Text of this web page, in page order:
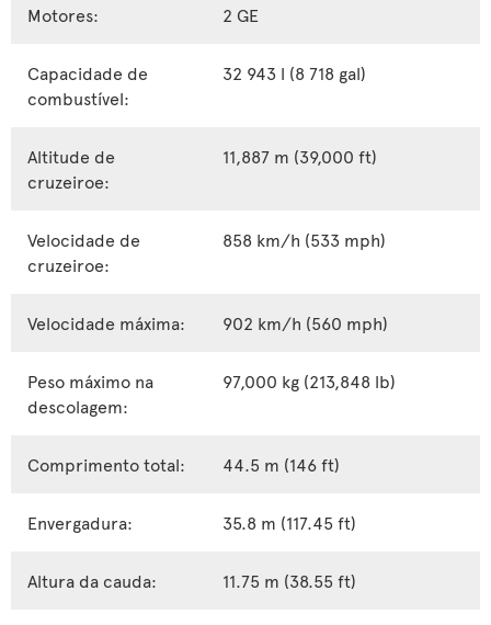
Motores: 2 GE
Capacidade de
combustível:
32 943 l (8 718 gal)
Altitude de
cruzeiroe:
11,887 m (39,000 ft)
Velocidade de
cruzeiroe:
858 km/h (533 mph)
Velocidade máxima: 902 km/h (560 mph)
Peso máximo na
descolagem:
97,000 kg (213,848 lb)
Comprimento total: 44.5 m (146 ft)
Envergadura: 35.8 m (117.45 ft)
Altura da cauda: 11.75 m (38.55 ft)